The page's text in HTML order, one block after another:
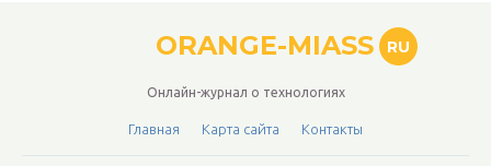
ORANGE-MIASS RU
Онлайн-журнал о технологиях
Главная Карта сайта Контакты